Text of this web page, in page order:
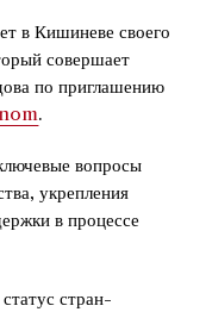
в Кишиневе своего
совершает
по приглашению
.
вопросы
укрепления
в процессе
стран-